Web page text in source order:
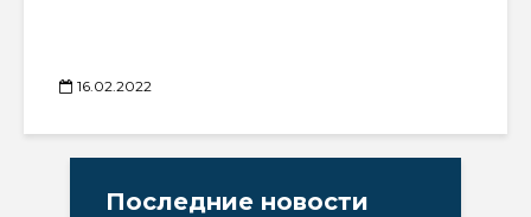
16.02.2022
Последние новости